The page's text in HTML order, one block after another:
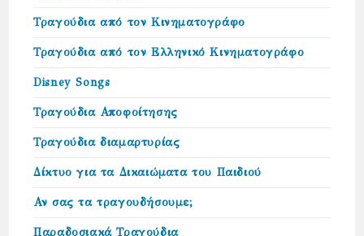
Τραγούδια από τον Κινηματογράφο
Τραγούδια από τον Ελληνικό Κινηματογράφο
Disney Songs
Τραγούδια Αποφοίτησης
Τραγούδια διαμαρτυρίας
Δίκτυο για τα Δικαιώµατα του Παιδιού
Αν σας τα τραγουδήσουμε;
Παραδοσιακά Τραγούδια